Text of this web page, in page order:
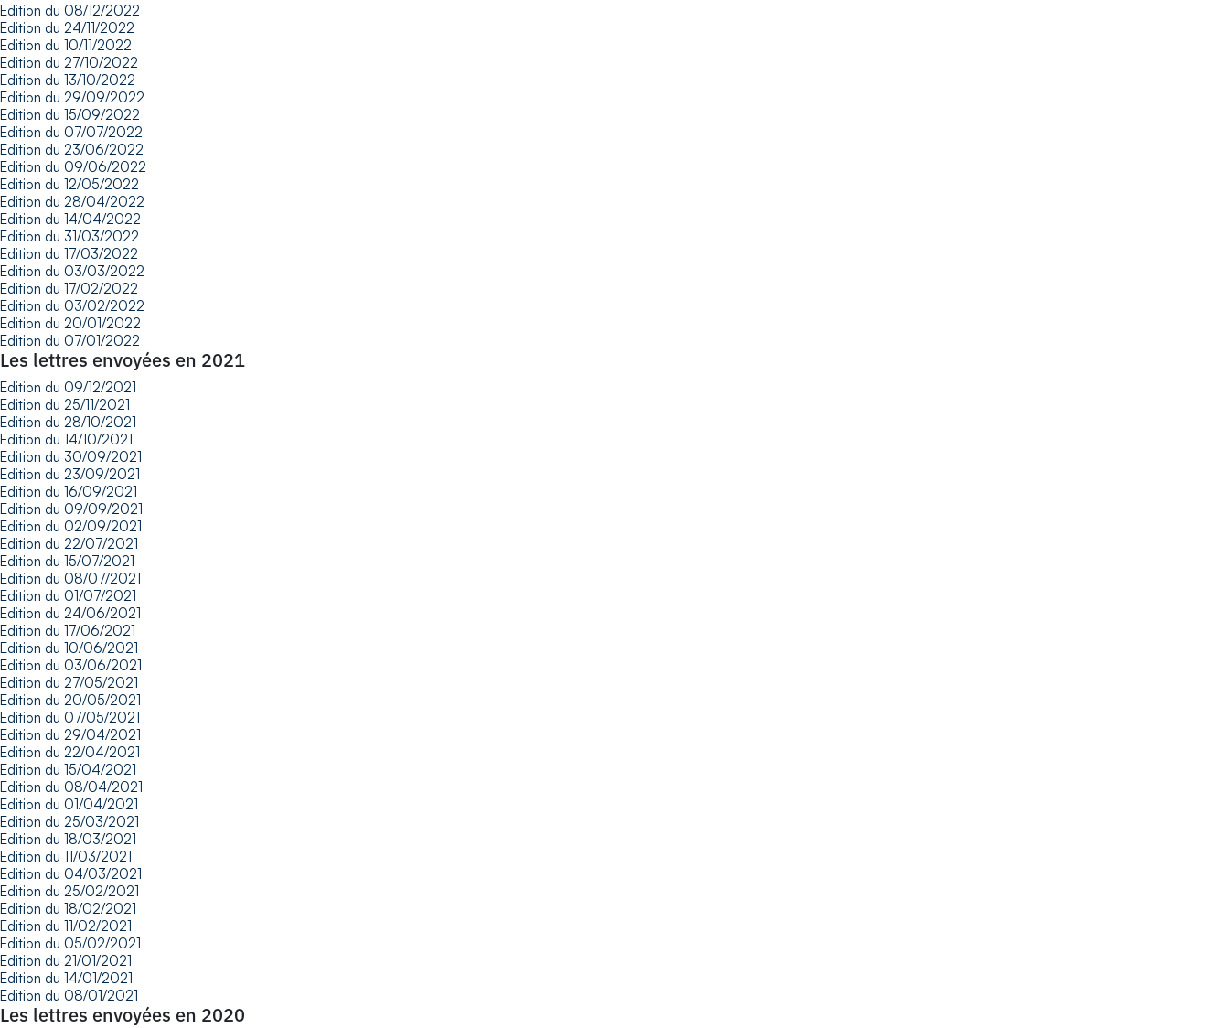
Edition du 08/12/2022
Edition du 24/11/2022
Edition du 10/11/2022
Edition du 27/10/2022
Edition du 13/10/2022
Edition du 29/09/2022
Edition du 15/09/2022
Edition du 07/07/2022
Edition du 23/06/2022
Edition du 09/06/2022
Edition du 12/05/2022
Edition du 28/04/2022
Edition du 14/04/2022
Edition du 31/03/2022
Edition du 17/03/2022
Edition du 03/03/2022
Edition du 17/02/2022
Edition du 03/02/2022
Edition du 20/01/2022
Edition du 07/01/2022
Les lettres envoyées en 2021
Edition du 09/12/2021
Edition du 25/11/2021
Edition du 28/10/2021
Edition du 14/10/2021
Edition du 30/09/2021
Edition du 23/09/2021
Edition du 16/09/2021
Edition du 09/09/2021
Edition du 02/09/2021
Edition du 22/07/2021
Edition du 15/07/2021
Edition du 08/07/2021
Edition du 01/07/2021
Edition du 24/06/2021
Edition du 17/06/2021
Edition du 10/06/2021
Edition du 03/06/2021
Edition du 27/05/2021
Edition du 20/05/2021
Edition du 07/05/2021
Edition du 29/04/2021
Edition du 22/04/2021
Edition du 15/04/2021
Edition du 08/04/2021
Edition du 01/04/2021
Edition du 25/03/2021
Edition du 18/03/2021
Edition du 11/03/2021
Edition du 04/03/2021
Edition du 25/02/2021
Edition du 18/02/2021
Edition du 11/02/2021
Edition du 05/02/2021
Edition du 21/01/2021
Edition du 14/01/2021
Edition du 08/01/2021
Les lettres envoyées en 2020